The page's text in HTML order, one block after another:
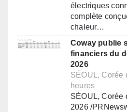
électriques
complète
chaleur…
Coway publie
financiers du
2026
SÉOUL, Corée
heures
SÉOUL, Corée
2026 /